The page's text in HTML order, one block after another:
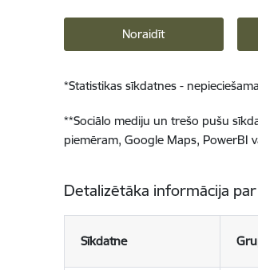
Noraidīt
*Statistikas sīkdatnes -
**Sociālo mediju un trešo pušu
piemēram, Google Maps, PowerBI
Detalizētāka informācija
Sīkdatne